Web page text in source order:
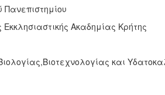
Ακαδημίας Κρήτης
και